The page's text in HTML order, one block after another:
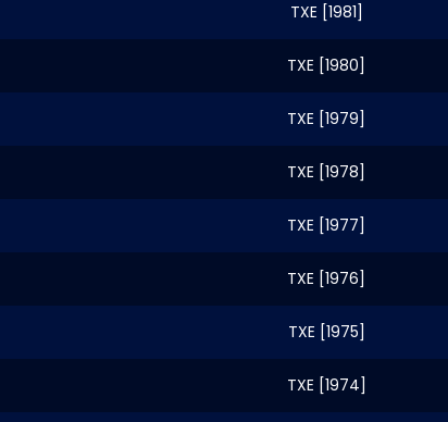
TXE [1981]
TXE [1980]
TXE [1979]
TXE [1978]
TXE [1977]
TXE [1976]
TXE [1975]
TXE [1974]